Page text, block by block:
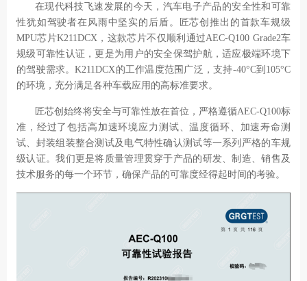
在现代科技飞速发展的今天，汽车电子产品的安全性和可靠
性犹如驾驶者在风雨中坚实的后盾。匠芯创推出的首款车规级
MPU芯片K211DCX ，这款芯片不仅顺利通过AEC-Q100 Grade2车
规级可靠性认证，更是为用户的安全保驾护航，适应极端环境下
的驾驶需求。K211DCX 的工作温度范围广泛，支持-40°C到 105°C
的环境，充分满足各种车载应用的高标准要求。
匠芯创始终将安全与可靠性放在首位，严格遵循AEC-Q100标
准，经过了包括高加速环境应力测试、温度循环、加速寿命测
试、封装组装整合测试及电气特性确认测试等一系列严格的车规
级认证。我们更是将质量管理贯穿于产品的研发、制造、销售及
技术服务的每一个环节，确保产品的可靠度经得起时间的考验。